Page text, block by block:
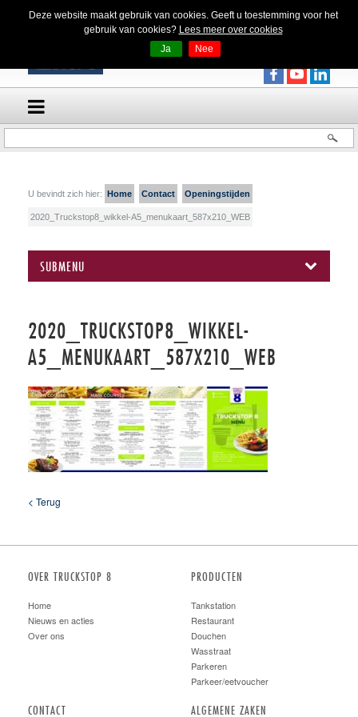
Deze website maakt gebruik van cookies. Geeft u toestemming voor het
gebruik van cookies? Lees meer over cookies
Ja
Nee
U bevindt zich hier: Home Contact Openingstijden
2020_Truckstop8_wikkel-A5_menukaart_587x210_WEB
SUBMENU
2020_TRUCKSTOP8_WIKKEL-
A5_MENUKAART_587X210_WEB
< Terug
OVER TRUCKSTOP 8
Home
Nieuws en acties
Over ons
PRODUCTEN
Tankstation
Restaurant
Douchen
Wasstraat
Parkeren
Parkeer/eetvoucher
CONTACT ALGEMENE ZAKEN